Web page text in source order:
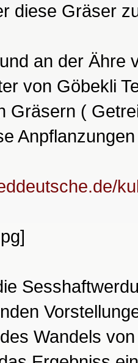
diese Gräser
an der Ähre
von Göbekli
Gräsern (
Wandels